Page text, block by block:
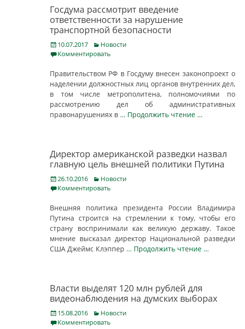
Госдума рассмотрит введение
ответственности за нарушение
транспортной безопасности
Posted
on
10.07.2017 Categories
Новости
Комментировать
Правительством РФ в Госдуму внесен законопроект о
наделении должностных лиц органов внутренних дел,
в том числе метрополитена, полномочиями по
рассмотрению дел об административных
правонарушениях в … Продолжить чтение …
Директор американской разведки назвал
главную цель внешней политики Путина
Posted
on
26.10.2016 Categories
Новости
Комментировать
Внешняя политика президента России Владимира
Путина строится на стремлении к тому, чтобы его
страну воспринимали как великую державу. Такое
мнение высказал директор Национальной разведки
США Джеймс Клэппер … Продолжить чтение …
Власти выделят 120 млн рублей для
видеонаблюдения на думских выборах
Posted
on
15.08.2016 Categories
Новости
Комментировать